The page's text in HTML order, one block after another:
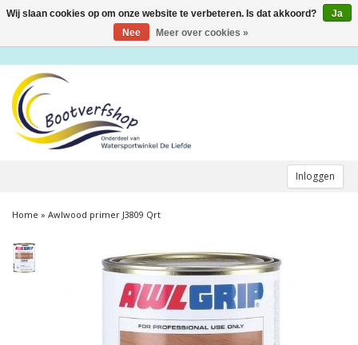
Inloggen
Toggle
Home » Awlwood primer J3809 Qrt
Wij slaan cookies op om onze website te verbeteren. Is dat akkoord?
Ja
Nee
Meer over cookies »